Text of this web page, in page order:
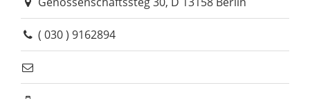
( 030 ) 9162894